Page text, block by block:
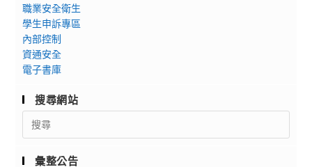
職業安全衛生
學生申訴專區
內部控制
資通安全
電子書庫
搜尋網站
Search
for:
彙整公告